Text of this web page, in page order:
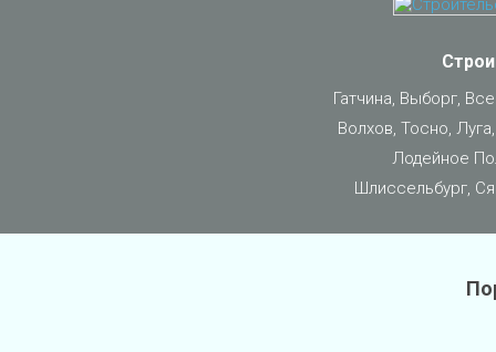
Гатчина, Выборг,
Волхов, Тосно,
Лодейное
Шлиссельбург,